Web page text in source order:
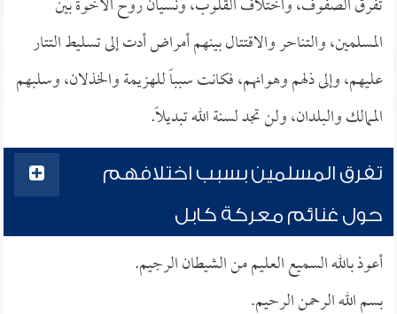
المسلمين، والتناحر والاقتتال بينهم أمراض أدت إلى تسليط التتار
عليهم، وإلى ذلهم وهوانهم، فكانت سبباً للهزيمة والخذلان، وسلبهم
الممالك والبلدان، ولن تجد لسنة الله تبديلاً.
تفرق المسلمين بسبب اختلافهم
حول غنائم معركة كابل
أعوذ بالله السميع العليم من الشيطان الرجيم.
بسم الله الرحمن الرحيم.